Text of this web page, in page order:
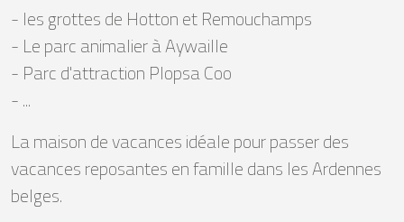
- les grottes de Hotton et Remouchamps
- Le parc animalier à Aywaille
- Parc d'attraction Plopsa Coo
- ...
La maison de vacances idéale pour passer des
vacances reposantes en famille dans les Ardennes
belges.